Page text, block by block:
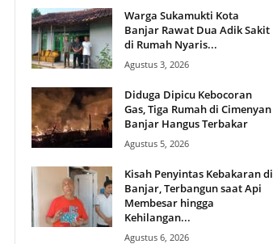
Warga Sukamukti Kota
Banjar Rawat Dua Adik Sakit
di Rumah Nyaris...
Agustus 3, 2026
Diduga Dipicu Kebocoran
Gas, Tiga Rumah di Cimenyan
Banjar Hangus Terbakar
Agustus 5, 2026
Kisah Penyintas Kebakaran di
Banjar, Terbangun saat Api
Membesar hingga
Kehilangan...
Agustus 6, 2026